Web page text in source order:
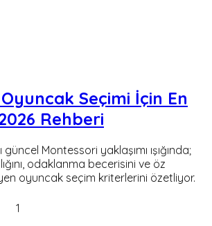
Seçimi İçin En
Rehberi
güncel Montessori yaklaşımı ışığında;
odaklanma becerisini ve öz
oyuncak seçim kriterlerini özetliyor.
1